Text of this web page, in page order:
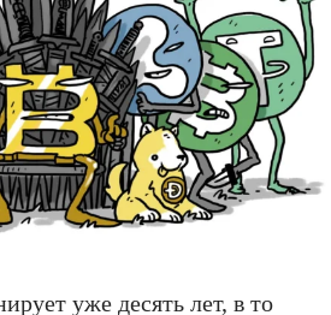
уже десять лет, в то